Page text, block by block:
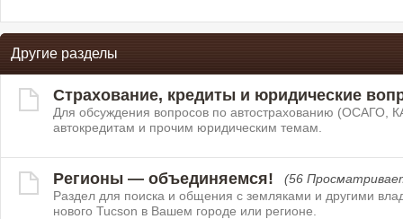
Другие разделы
Страхование, кредиты и юридические
Для обсуждения вопросов по автострахованию (ОСАГО,
автокредитам и прочим юридическим темам.
Регионы — объединяемся!
(56
Раздел для поиска и общения с земляками и другими
нового Tucson в Вашем городе или регионе.